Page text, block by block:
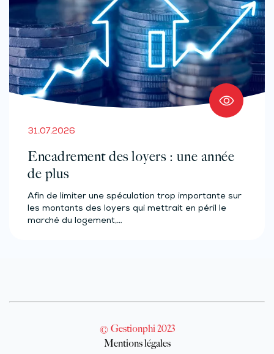
31.07.2026
Encadrement des loyers : une année
de plus
Afin de limiter une spéculation trop importante sur
les montants des loyers qui mettrait en péril le
marché du logement,…
© Gestionphi 2023
Mentions légales